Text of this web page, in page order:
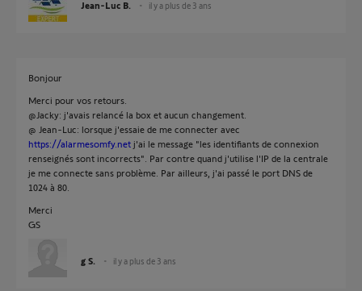
Jean-Luc B. il y a plus de 3 ans
Bonjour
Merci pour vos retours.
@Jacky: j'avais relancé la box et aucun changement.
@ Jean-Luc: lorsque j'essaie de me connecter avec
https://alarmesomfy.net j'ai le message "les identifiants de connexion
renseignés sont incorrects". Par contre quand j'utilise l'IP de la centrale
je me connecte sans problème. Par ailleurs, j'ai passé le port DNS de
1024 à 80.
Merci
GS
g S. il y a plus de 3 ans